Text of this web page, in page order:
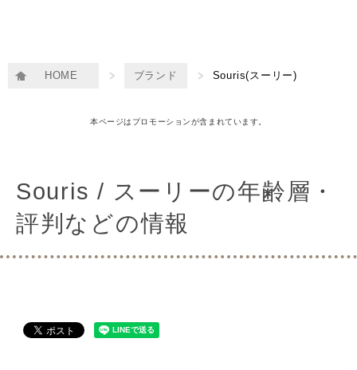
HOME ブランド Souris(スーリー)
本ページはプロモーションが含まれています。
Souris / スーリーの年齢層・
評判などの情報